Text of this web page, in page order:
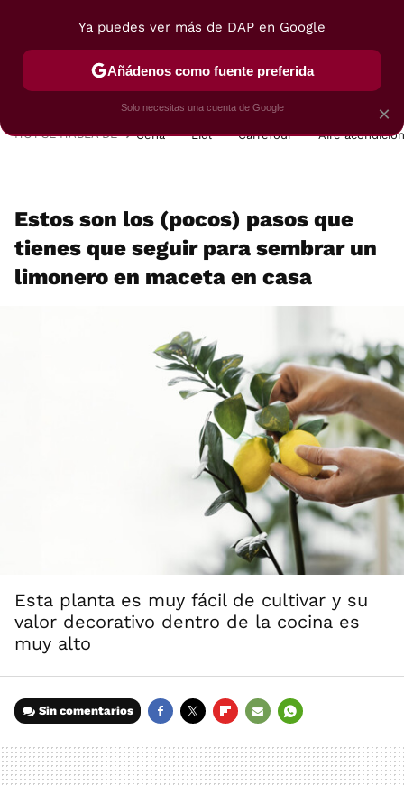
POSTRES VIAJES SELECCIÓN VEGUI
HOY SE HABLA DE Cena Lidl Carrefour Aire
Estos son los (pocos) pasos que
tienes que seguir para sembrar un
limonero en maceta en casa
Esta planta es muy fácil de cultivar y su
valor decorativo dentro de la cocina es
muy alto
Sin comentarios
MAIL
×
Ya puedes ver más de DAP en Google
Añádenos como fuente preferida
Solo necesitas una cuenta de Google